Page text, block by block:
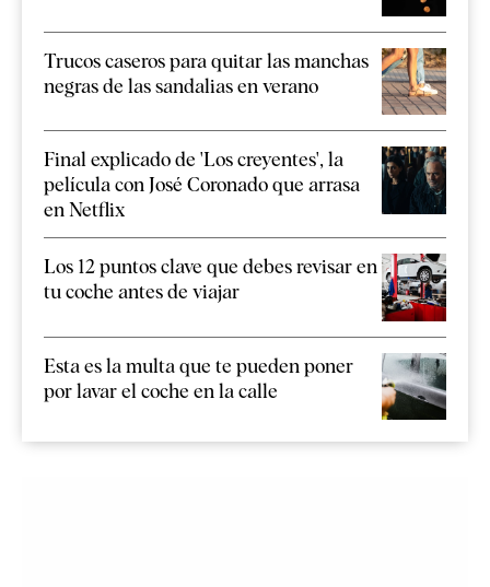
Trucos caseros para quitar las manchas
negras de las sandalias en verano
Final explicado de 'Los creyentes', la
película con José Coronado que arrasa
en Netflix
Los 12 puntos clave que debes revisar en
tu coche antes de viajar
Esta es la multa que te pueden poner
por lavar el coche en la calle